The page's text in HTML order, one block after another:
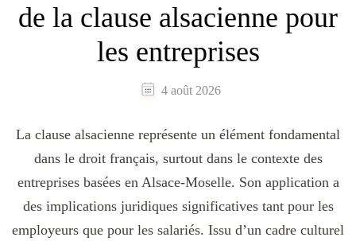
de la clause alsacienne pour
les entreprises
4 août 2026
La clause alsacienne représente un élément fondamental
dans le droit français, surtout dans le contexte des
entreprises basées en Alsace-Moselle. Son application a
des implications juridiques significatives tant pour les
employeurs que pour les salariés. Issu d’un cadre culturel